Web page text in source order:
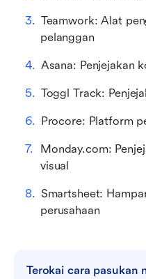
Teamwork: Alat
pelanggan
Asana: Penjejakan
Toggl Track:
Procore: Platform
Monday.com:
visual
Smartsheet:
perusahaan
Terokai cara pasukan